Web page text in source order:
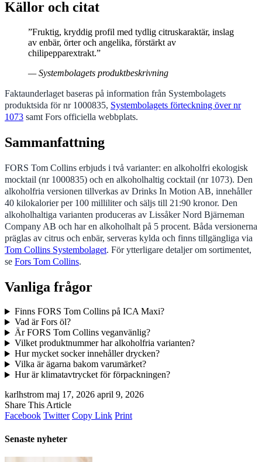
Källor och citat
”Fruktig, kryddig profil med tydlig citruskaraktär, inslag
av enbär, örter och angelika, förstärkt av
chilipepparextrakt.”
— Systembolagets produktbeskrivning
Faktaunderlaget baseras på information från Systembolagets
produktsida för nr 1000835, Systembolagets förteckning över nr
1073 samt Fors officiella webbplats.
Sammanfattning
FORS Tom Collins erbjuds i två varianter: en alkoholfri ekologisk
mocktail (nr 1000835) och en alkoholhaltig cocktail (nr 1073). Den
alkoholfria versionen tillverkas av Drinks In Motion AB, innehåller
40 kilokalorier per 100 milliliter och säljs till 21:90 kronor. Den
alkoholhaltiga varianten produceras av Lissåker Nord Bjärneman
Company AB och har en alkoholhalt på 5 procent. Båda versionerna
präglas av citrus och enbär, serveras kylda och finns tillgängliga via
Tom Collins Systembolaget. För ytterligare detaljer om sortimentet,
se Fors Tom Collins.
Vanliga frågor
Finns FORS Tom Collins på ICA Maxi?
Vad är Fors öl?
Är FORS Tom Collins veganvänlig?
Vilket produktnummer har alkoholfria varianten?
Hur mycket socker innehåller drycken?
Vilka är ägarna bakom varumärket?
Hur är klimatavtrycket för förpackningen?
karlhstrom maj 17, 2026 april 9, 2026
Share This Article
Facebook Twitter Copy Link Print
Senaste nyheter